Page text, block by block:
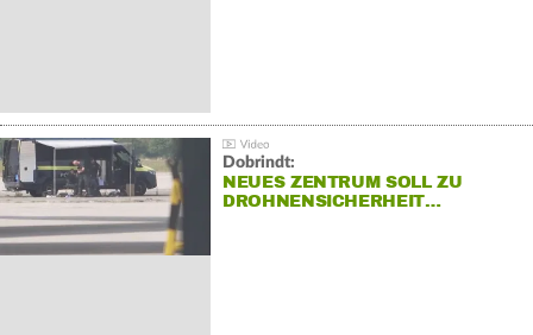
Dobrindt:
NEUES ZENTRUM SOLL ZU
DROHNENSICHERHEIT…